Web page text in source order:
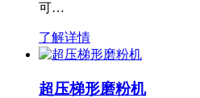
可…
了解详情
超压梯形磨粉机